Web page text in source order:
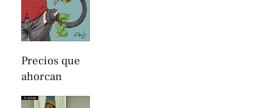
Precios que
ahorcan